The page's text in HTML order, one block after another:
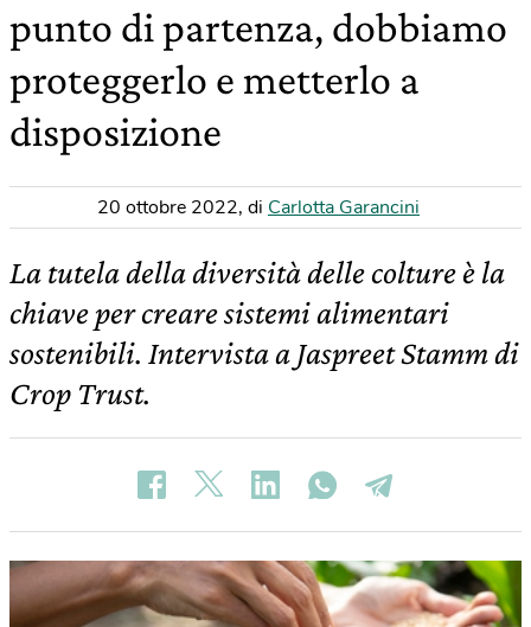
punto di partenza, dobbiamo
proteggerlo e metterlo a
disposizione
20 ottobre 2022, di Carlotta Garancini
La tutela della diversità delle colture è la
chiave per creare sistemi alimentari
sostenibili. Intervista a Jaspreet Stamm di
Crop Trust.